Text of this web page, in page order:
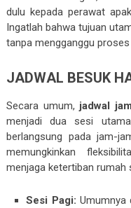
dulu kepada perawat
Ingatlah bahwa tujuan
tanpa mengganggu
JADWAL BESUK
Secara umum, jadwal
menjadi dua sesi
berlangsung pada jam-
memungkinkan
menjaga ketertiban rumah
Sesi Pagi: Umumnya